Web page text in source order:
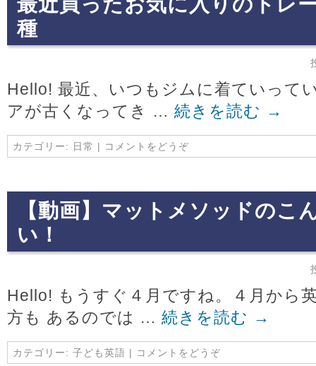
種
Hello! 最近、いつもジムに着ていって
アが古くなってき … 続きを読む →
カテゴリー: 日常 | コメントをどうぞ
【動画】マットメソッドのこ
い！
Hello! もうすぐ４月ですね。４月から
方も あるのでは … 続きを読む →
カテゴリー: 子ども英語 | コメントをどうぞ